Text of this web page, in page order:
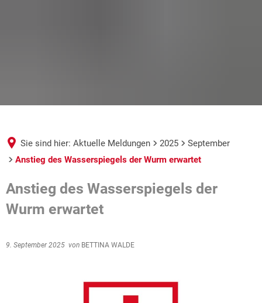
Sie sind hier: Aktuelle Meldungen 2025
September
Anstieg des Wasserspiegels der Wurm erwartet
Anstieg des Wasserspiegels der
Wurm erwartet
9. September 2025 von BETTINA WALDE